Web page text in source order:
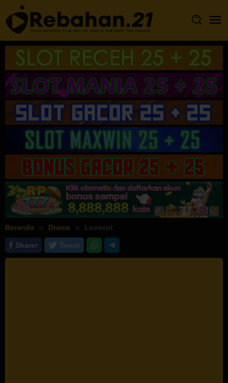
Loncat
ke
konten
Beranda Drama Lovecut
Sharer Tweet